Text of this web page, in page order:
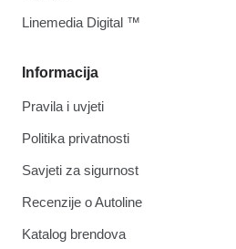
Informacija
Pravila i uvjeti
Politika privatnosti
Savjeti za sigurnost
Recenzije o Autoline
Katalog brendova
Linemedia Digital ™